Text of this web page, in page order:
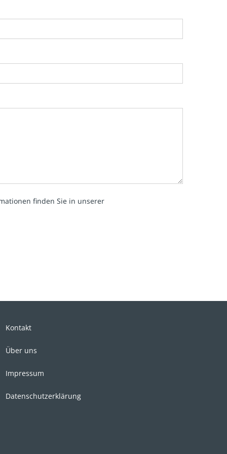
finden Sie in unserer
Kontakt
Über uns
Impressum
Datenschutzerklärung